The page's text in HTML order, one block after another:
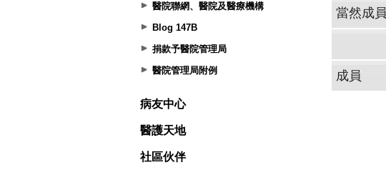
醫院聯網、醫院及醫療機構
Blog 147B
捐款予醫院管理局
醫院管理局附例
病友中心
醫護天地
社區伙伴